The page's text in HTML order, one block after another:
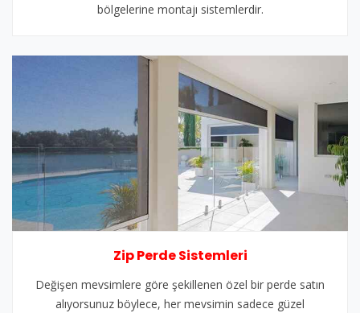
bölgelerine montajı sistemlerdir.
Zip Perde Sistemleri
Değişen mevsimlere göre şekillenen özel bir perde satın
alıyorsunuz böylece, her mevsimin sadece güzel